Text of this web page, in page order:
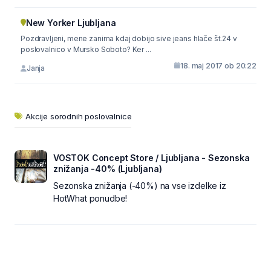
New Yorker Ljubljana
Pozdravljeni, mene zanima kdaj dobijo sive jeans hlače št.24 v
poslovalnico v Mursko Soboto? Ker ...
Janja 18. maj 2017 ob 20:22
Akcije sorodnih poslovalnice
VOSTOK Concept Store / Ljubljana - Sezonska
znižanja -40% (Ljubljana)
Sezonska znižanja (-40%) na vse izdelke iz
HotWhat ponudbe!